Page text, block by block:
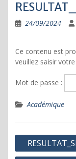
24/09/2024
Ce contenu est
veuillez saisir
Mot de passe :
Académique
Navigation
de